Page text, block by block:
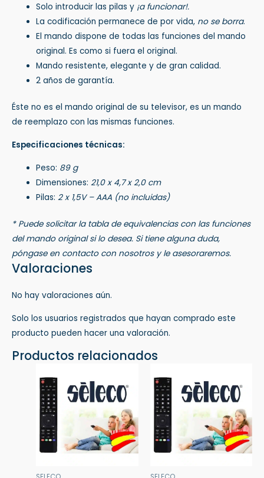
Solo introducir las pilas y ¡a funcionar!.
La codificación permanece de por vida, no se borra.
El mando dispone de todas las funciones del mando
original. Es como si fuera el original.
Mando resistente, elegante y de gran calidad.
2 años de garantía.
Éste no es el mando original de su televisor, es un mando
de reemplazo con las mismas funciones.
Especificaciones técnicas:
Peso: 89 g
Dimensiones:21,0 x 4,7 x 2,0 cm
Pilas:2 x 1,5V – AAA (no incluidas)
* Puede solicitar la tabla de equivalencias con las funciones
del mando original si lo desea. Si tiene alguna duda,
póngase en contacto con nosotros y le asesoraremos.
Valoraciones
No hay valoraciones aún.
Solo los usuarios registrados que hayan comprado este
producto pueden hacer una valoración.
Productos relacionados